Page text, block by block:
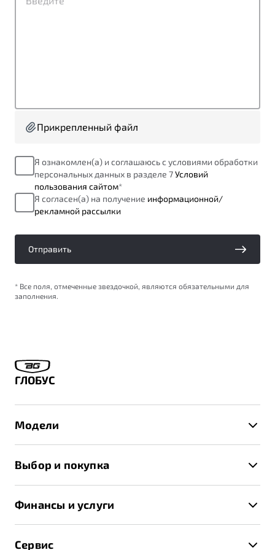
от 1 699 990 ₽*
Универсальный кроссовер
Обзор В наличии
Тест-драйв
Автокредит
Спецпредложения
Преимущества программы
Запись на сервис
Калькулятор ТО
Клиентская поддержка
Прикрепленный файл
Я ознакомлен(а) и соглашаюсь с условиями обработки
персональных данных в разделе 7Условий
пользования сайтом*
Я согласен(а) на получение информационной/
рекламной рассылки
Отправить
* Все поля, отмеченные звездочкой, являются обязательными для
заполнения.
ГЛОБУС
Модели
X70
Выбор и покупка
Спецпредложения и Акции
Записаться на тест-драйв
Финансы и услуги
Сервис